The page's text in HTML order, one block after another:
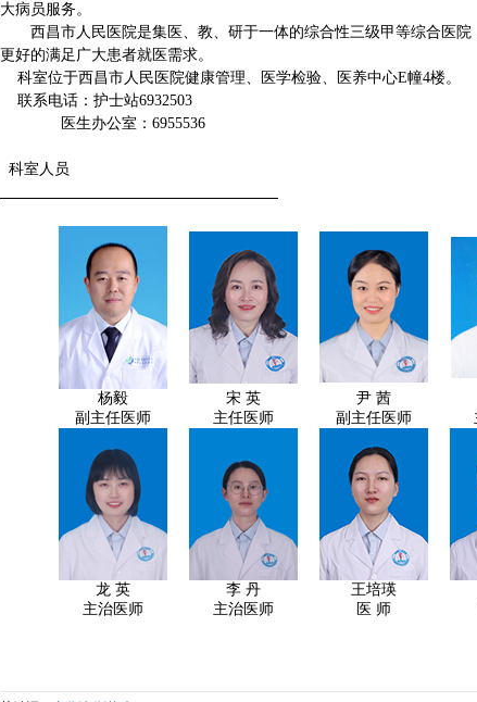
大病员服务。
西昌市人民医院是集医、教、研于一体的综合性三级甲等综合医院
更好的满足广大患者就医需求。
科室位于西昌市人民医院健康管理、医学检验、医养中心E幢4楼。
联系电话：护士站6932503
医生办公室：6955536
科室人员
杨毅 宋 英 尹 茜
副主任医师
主任医师 副主任医师
龙 英 李 丹 王培瑛
主治医师
主治医师 医 师